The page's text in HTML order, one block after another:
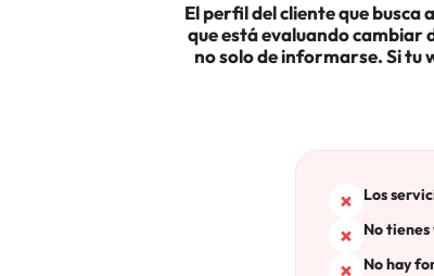
El perfil del cliente que busca
que está evaluando cambiar
no solo de informarse. Si tu
Los
No tienes
No hay